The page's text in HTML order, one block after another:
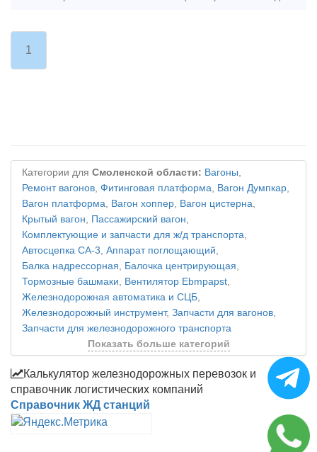
1
Категории для Смоленской области: Вагоны,
Ремонт вагонов, Фитинговая платформа, Вагон Думпкар,
Вагон платформа, Вагон хоппер, Вагон цистерна,
Крытый вагон, Пассажирский вагон,
Комплектующие и запчасти для ж/д транспорта,
Автосцепка СА-3, Аппарат поглощающий,
Балка надрессорная, Балочка центрирующая,
Тормозные башмаки, Вентилятор Ebmpapst,
Железнодорожная автоматика и СЦБ,
Железнодорожный инструмент, Запчасти для вагонов,
Запчасти для железнодорожного транспорта
Показать больше категорий
Калькулятор железнодорожных перевозок и
справочник логистических компаний
Справочник ЖД станций